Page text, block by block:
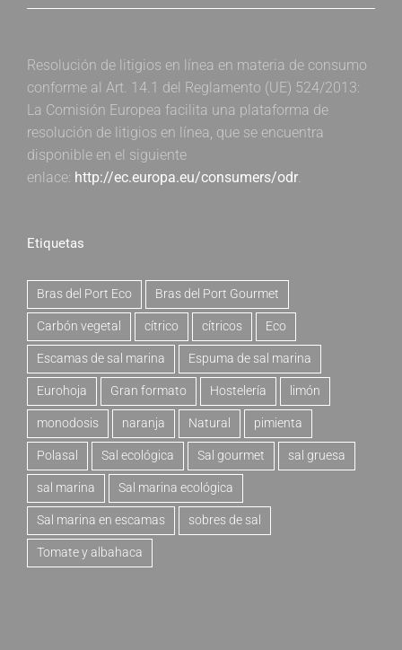
Resolución de litigios en línea en materia de consumo
conforme al Art. 14.1 del Reglamento (UE) 524/2013:
La Comisión Europea facilita una plataforma de
resolución de litigios en línea, que se encuentra
disponible en el siguiente
enlace: http://ec.europa.eu/consumers/odr.
Etiquetas
Bras del Port Eco Bras del Port Gourmet
Carbón vegetal cítrico cítricos Eco
Escamas de sal marina Espuma de sal marina
Eurohoja Gran formato Hostelería limón
monodosis naranja Natural pimienta
Polasal Sal ecológica Sal gourmet sal gruesa
sal marina Sal marina ecológica
Sal marina en escamas sobres de sal
Tomate y albahaca